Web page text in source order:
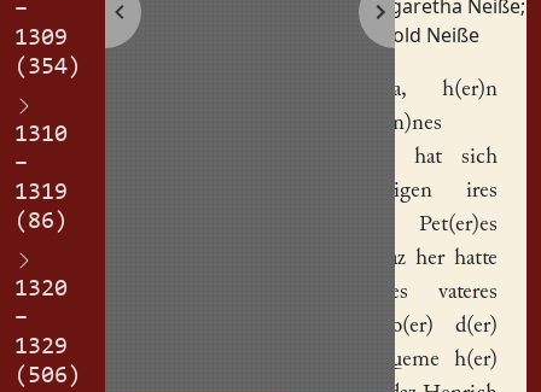
–
1309
(354)
1310
–
1319
(86)
1320
–
1329
(506)
Margaretha Neiße;
Petzold Neiße
Margarata, h(er)n
Sidelma(n)nes
tocht(er), hat sich
vor zcigen ires
kind(er) Pet(er)es
gutes, daz her hatte
an sines vateres
erbe, ub(er) d(er)
Nize. Queme h(er)